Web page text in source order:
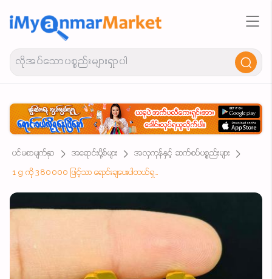
ပင်မစာမျက်နှာ အရောင်းပို့စ်များ
အလှကုန်နှင့် ဆက်စပ်ပစ္စည်းများ
1 g ကို 380000 ဖြင့်သာ ရောင်းချပေးပါတယ်ရှင်😉